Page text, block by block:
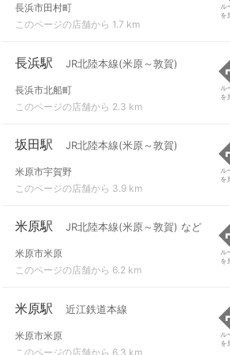
長浜市田村町
このページの店舗から 1.7 km
ル
を
長浜駅 JR北陸本線(米原～敦賀)
長浜市北船町
このページの店舗から 2.3 km
ル
を
坂田駅 JR北陸本線(米原～敦賀)
米原市宇賀野
このページの店舗から 3.9 km
ル
を
米原駅 JR北陸本線(米原～敦賀) など
米原市米原
このページの店舗から 6.2 km
ル
を
米原駅 近江鉄道本線
米原市米原
このページの店舗から 6.3 km
ル
を